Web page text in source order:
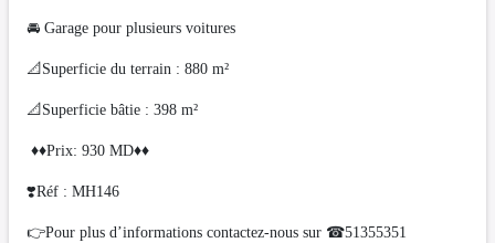
🚘 Garage pour plusieurs voitures
📐Superficie du terrain : 880 m²
📐Superficie bâtie : 398 m²
♦️♦️Prix: 930 MD♦️♦️
❣️Réf : MH146
👉Pour plus d’informations contactez-nous sur ☎51355351